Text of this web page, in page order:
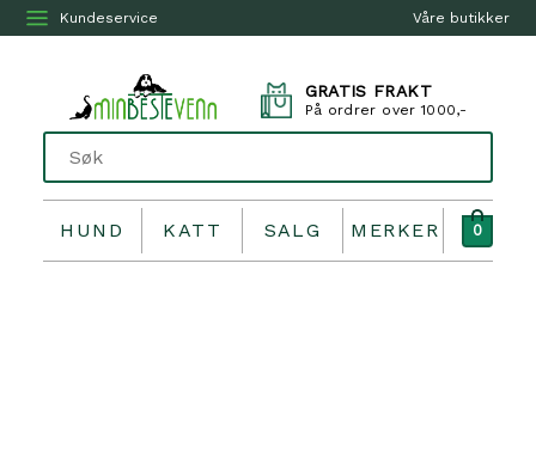
Våre butikker
Kundeservice
GRATIS FRAKT
På ordrer over 1000,-
HUND KATT SALG MERKER 0